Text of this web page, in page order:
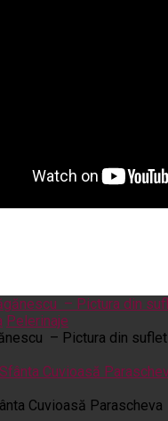
Pelerinaje
– Pictura din suflet
Cuvioasă Parascheva